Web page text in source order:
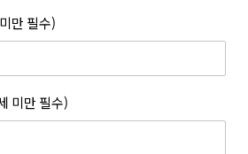
전자우편주소를 말합니다.
회원 스스로가 설정하여 사이트에
합을 말합니다.
이용되고 있으며, 개인정보보호를 위해
는지 알려드리고 개인정보취급방침을
및 내용에 관하여 웹사이트 및 전자우편
만 필수)
미만 필수)